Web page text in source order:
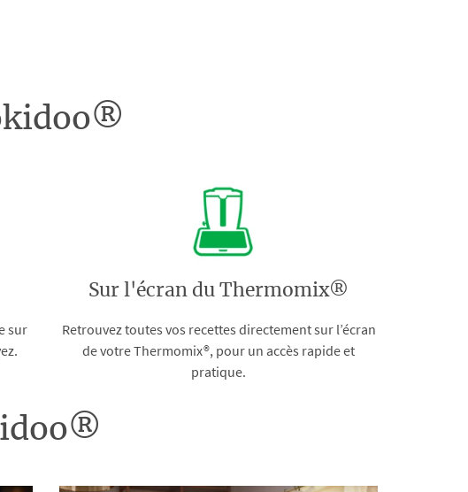
sur
Sur l'écran du Thermomix®
Retrouvez toutes vos recettes directement sur l’écran
de votre Thermomix®, pour un accès rapide et
pratique.